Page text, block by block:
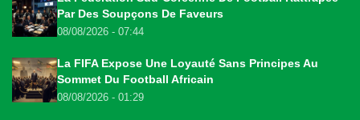
Par Des Soupçons De Faveurs
08/08/2026 - 07:44
La FIFA Expose Une Loyauté Sans Principes Au
Sommet Du Football Africain
08/08/2026 - 01:29